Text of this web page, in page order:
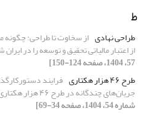
ط
طراحی نهادی از سخاوت تا طراحی: چگونه
از اعتبار مالیاتی تحقیق و توسعه را در
57، 1404، صفحه 124-150]
طرح ۴۶ هزار هکتاری
فرایند
جریان‌های چندگانه در طرح ۴۶ هزار هکتاری دشت سیستان
شماره 54، 1404، صفحه 34-69]